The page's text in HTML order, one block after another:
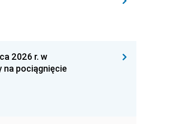
2026 r. w
na pociągnięcie